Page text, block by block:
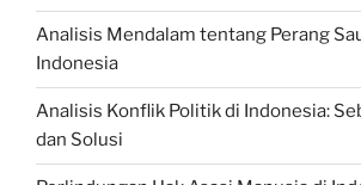
Analisis Mendalam tentang Perang
Indonesia
Analisis Konflik Politik di Indonesia:
dan Solusi